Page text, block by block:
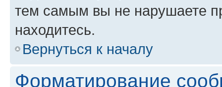
тем самым вы не нарушаете
находитесь.
Вернуться к началу
Форматирование